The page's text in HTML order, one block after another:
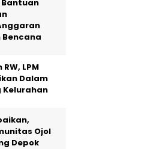
Bencana
LPM
Dalam
Kelurahan
Ojol
Depok